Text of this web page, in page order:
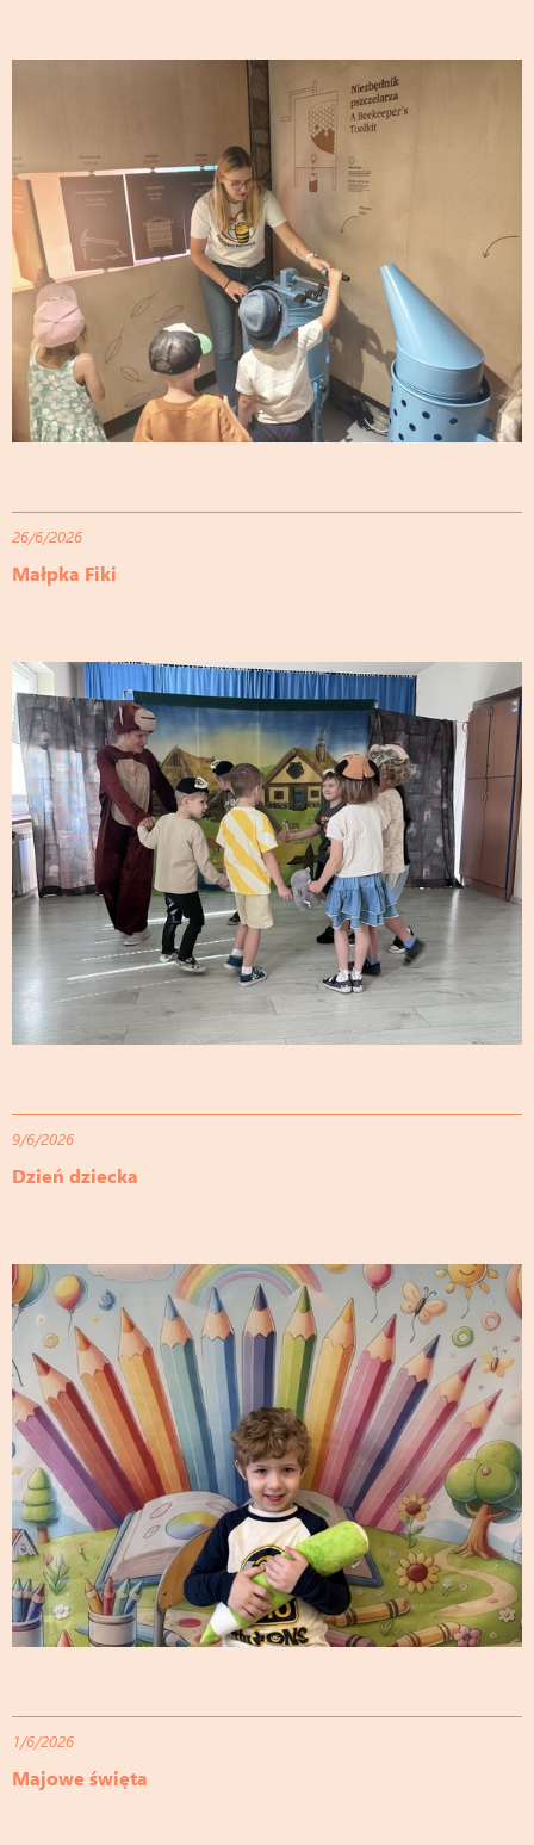
26/6/2026
Małpka Fiki
9/6/2026
Dzień dziecka
1/6/2026
Majowe święta